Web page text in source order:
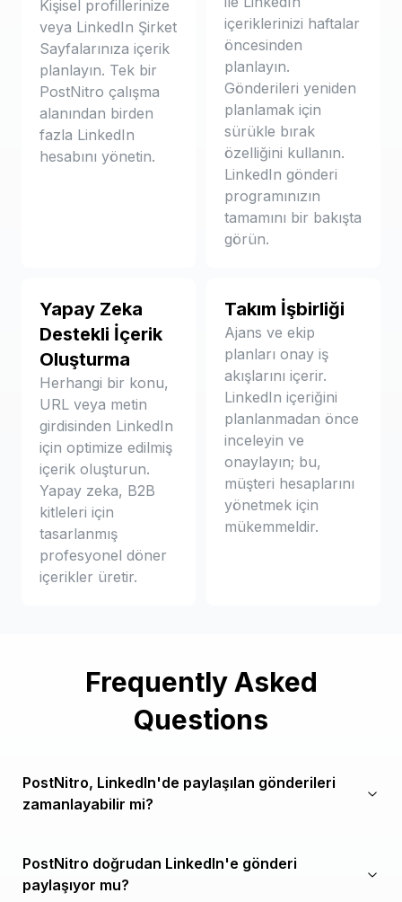
Kişisel profillerinize
veya LinkedIn Şirket
Sayfalarınıza içerik
planlayın. Tek bir
PostNitro çalışma
alanından birden
fazla LinkedIn
hesabını yönetin.
içeriklerinizi haftalar
öncesinden
planlayın.
Gönderileri yeniden
planlamak için
sürükle bırak
özelliğini kullanın.
LinkedIn gönderi
programınızın
tamamını bir bakışta
görün.
Yapay Zeka
Destekli İçerik
Oluşturma
Herhangi bir konu,
URL veya metin
girdisinden LinkedIn
için optimize edilmiş
içerik oluşturun.
Yapay zeka, B2B
kitleleri için
tasarlanmış
profesyonel döner
içerikler üretir.
Takım İşbirliği
Ajans ve ekip
planları onay iş
akışlarını içerir.
LinkedIn içeriğini
planlanmadan önce
inceleyin ve
onaylayın; bu,
müşteri hesaplarını
yönetmek için
mükemmeldir.
Frequently Asked
Questions
PostNitro, LinkedIn'de paylaşılan gönderileri
zamanlayabilir mi?
PostNitro doğrudan LinkedIn'e gönderi
paylaşıyor mu?